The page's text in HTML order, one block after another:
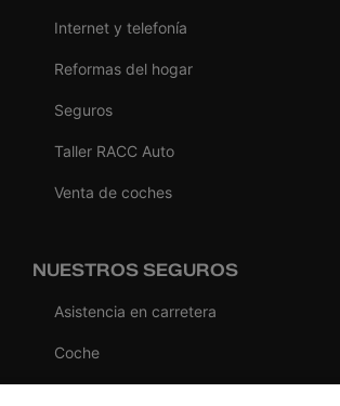
Internet y telefonía
Reformas del hogar
Seguros
Taller RACC Auto
Venta de coches
NUESTROS SEGUROS
Asistencia en carretera
Coche